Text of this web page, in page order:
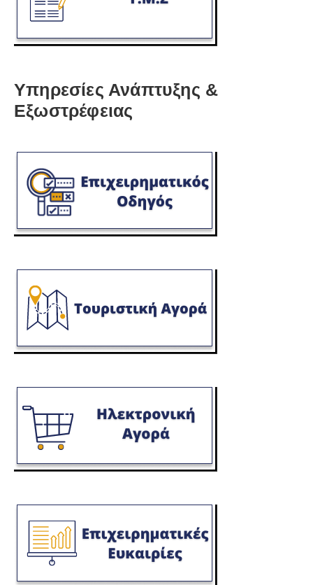
Υπηρεσίες Ανάπτυξης &
Εξωστρέφειας